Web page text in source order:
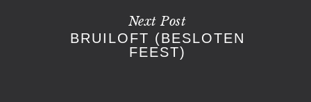
Next Post
BRUILOFT (BESLOTEN
FEEST)